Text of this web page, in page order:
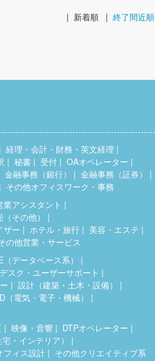
| 新着順 | 終了間近順
経理・会計・財務・英文経理
秘書 受付
OAオペレーター
金融事務（銀行）
金融事務（証券）
その他オフィスワーク・事務
業アシスタント
その他）
ザー
ホテル・旅行
美容・エステ
の他営業・サービス
（データベース系）
スク・ユーザーサポート
設計（建築・土木・設備）
（電気・電子・機械）
映像・音響
DTPオペレーター
・インテリア）
フィス設計
その他クリエイティブ系